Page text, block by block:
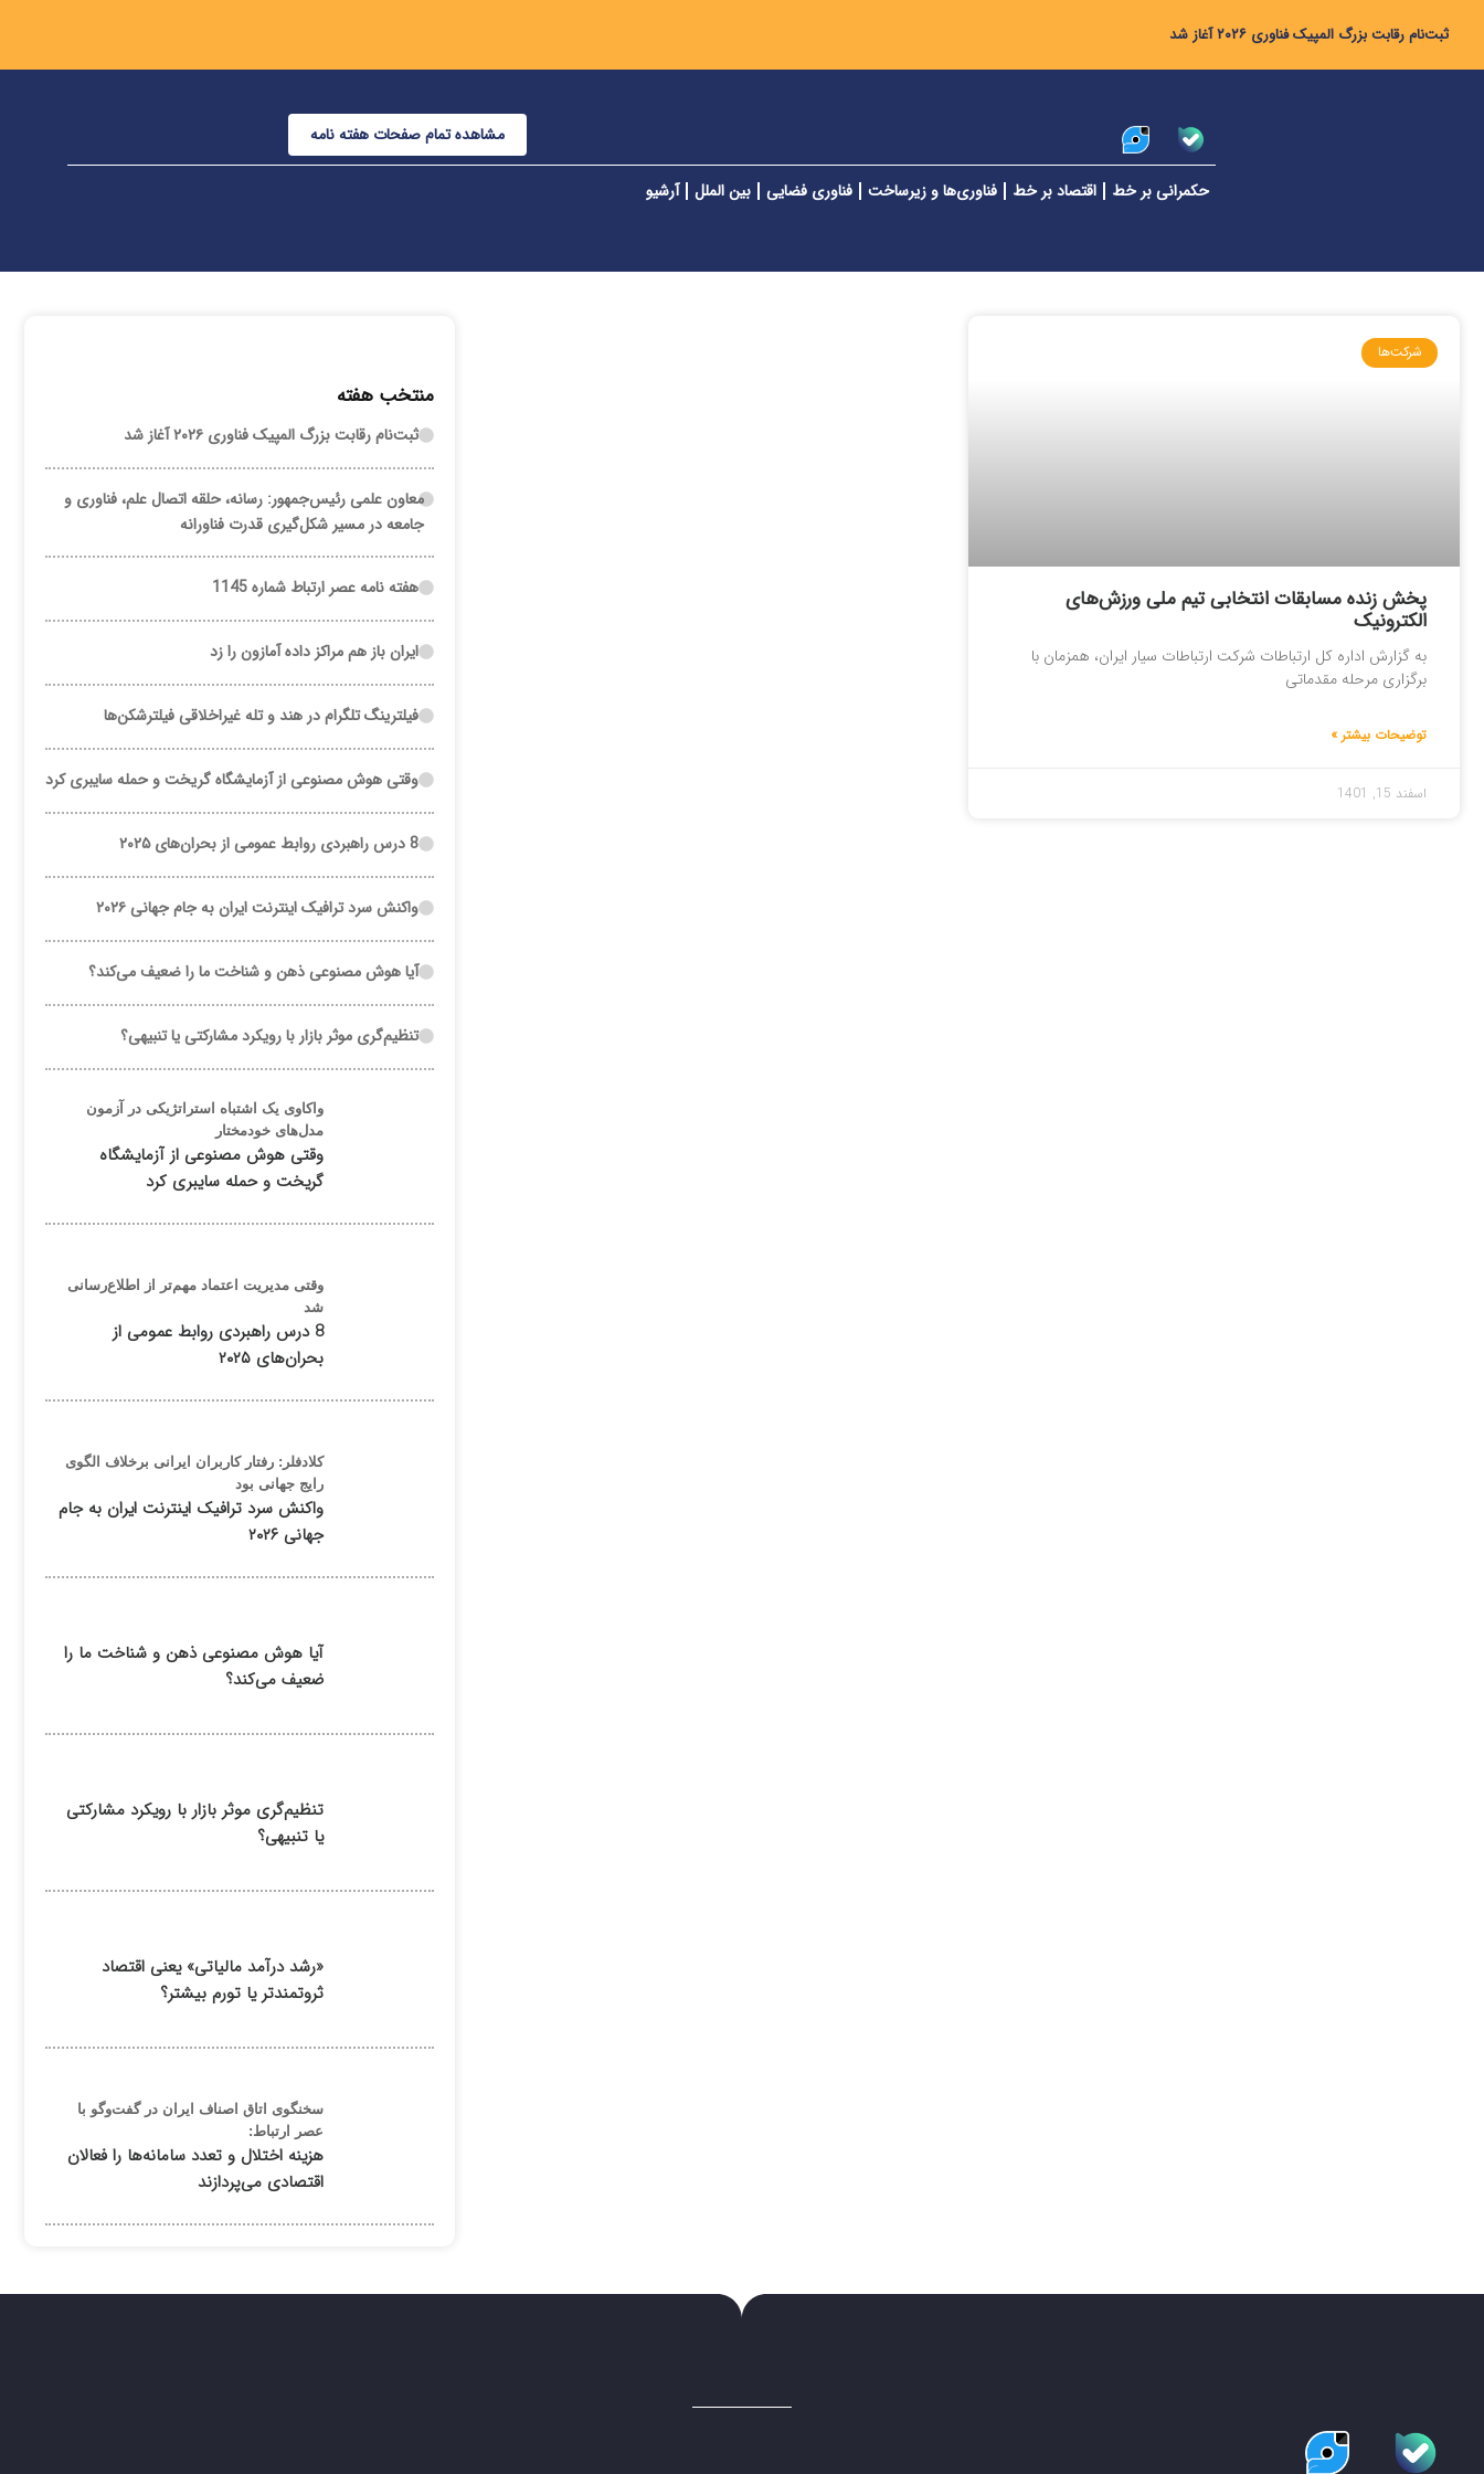
ثبت‌نام رقابت بزرگ المپیک فناوری ۲۰۲۶ آغاز شد
مشاهده تمام صفحات هفته نامه
حکمرانی بر خط اقتصاد بر خط فناوری‌ها و زیرساخت فناوری فضایی بین الملل آرشیو
شرکت‌ها
پخش زنده مسابقات انتخابی تیم ملی ورزش‌های
الکترونیک
به گزارش اداره کل ارتباطات شرکت ارتباطات سیار ایران، همزمان با
برگزاری مرحله مقدماتی
توضیحات بیشتر »
اسفند 15, 1401
منتخب هفته
ثبت‌نام رقابت بزرگ المپیک فناوری ۲۰۲۶ آغاز شد
معاون علمی رئیس‌جمهور: رسانه، حلقه اتصال علم، فناوری و
جامعه در مسیر شکل‌گیری قدرت فناورانه
هفته نامه عصر ارتباط شماره 1145
ایران باز هم مراکز داده آمازون را زد
فیلترینگ تلگرام در هند و تله غیراخلاقی فیلترشکن‌ها
وقتی هوش مصنوعی از آزمایشگاه گریخت و حمله سایبری کرد
8 درس راهبردی روابط عمومی از بحران‌های ۲۰۲۵
واکنش سرد ترافیک اینترنت ایران به جام جهانی ۲۰۲۶
آیا هوش مصنوعی ذهن و شناخت ما را ضعیف می‌کند؟
تنظیم‌گری موثر بازار با رویکرد مشارکتی یا تنبیهی؟
واکاوی یک اشتباه استراتژیکی در آزمون
مدل‌های خودمختار
وقتی هوش مصنوعی از آزمایشگاه
گریخت و حمله سایبری کرد
وقتی مدیریت اعتماد مهم‌تر از اطلاع‌رسانی
شد
8 درس راهبردی روابط عمومی از
بحران‌های ۲۰۲۵
کلادفلر: رفتار کاربران ایرانی برخلاف الگوی
رایج جهانی بود
واکنش سرد ترافیک اینترنت ایران به جام
جهانی ۲۰۲۶
آیا هوش مصنوعی ذهن و شناخت ما را
ضعیف می‌کند؟
تنظیم‌گری موثر بازار با رویکرد مشارکتی
یا تنبیهی؟
«رشد درآمد مالیاتی» یعنی اقتصاد
ثروتمندتر یا تورم بیشتر؟
سخنگوی اتاق اصناف ایران در گفت‌وگو با
عصر ارتباط:
هزینه اختلال و تعدد سامانه‌ها را فعالان
اقتصادی می‌پردازند